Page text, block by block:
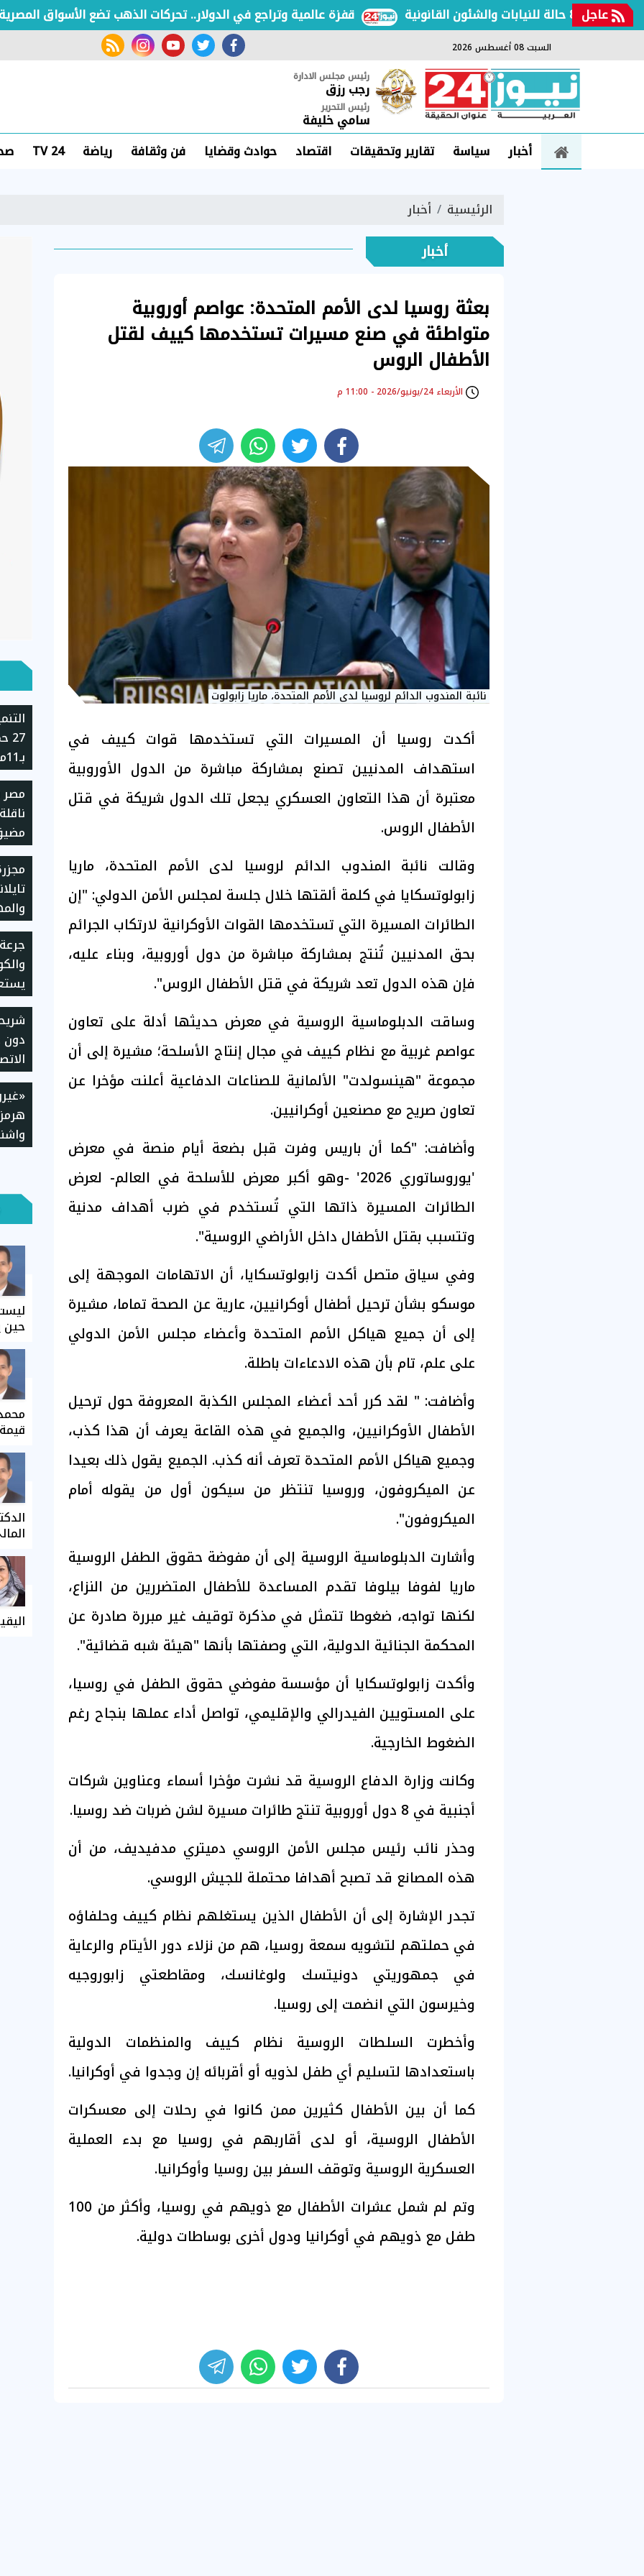
عاجل قفزة عالمية وتراجع في الدولار.. تحركات الذهب تضع الأسواق المصرية تحت
السبت 08 أغسطس 2026 facebook
twitter
youtube
instagram
rss feed
رئيس مجلس الادارة
رجب رزق
رئيس التحرير
سامي خليفة
أخبار
سياسة تقارير وتحقيقات اقتصاد حوادث وقضايا فن وثقافة رياضة TV 24
الرئيسية أخبار
أخبار
بعثة روسيا لدى الأمم المتحدة: عواصم أوروبية
متواطئة في صنع مسيرات تستخدمها كييف لقتل
الأطفال الروس
الأربعاء 24/يونيو/2026 - 11:00 م
نائبة المندوب الدائم لروسيا لدى الأمم المتحدة، ماريا زابولوت
أكدت روسيا أن المسيرات التي تستخدمها قوات كييف في
استهداف المدنيين تصنع بمشاركة مباشرة من الدول الأوروبية
معتبرة أن هذا التعاون العسكري يجعل تلك الدول شريكة في قتل
الأطفال الروس.
وقالت نائبة المندوب الدائم لروسيا لدى الأمم المتحدة، ماريا
زابولوتسكايا في كلمة ألقتها خلال جلسة لمجلس الأمن الدولي: "إن
الطائرات المسيرة التي تستخدمها القوات الأوكرانية لارتكاب الجرائم
بحق المدنيين تُنتج بمشاركة مباشرة من دول أوروبية، وبناء عليه،
فإن هذه الدول تعد شريكة في قتل الأطفال الروس".
وساقت الدبلوماسية الروسية في معرض حديثها أدلة على تعاون
عواصم غربية مع نظام كييف في مجال إنتاج الأسلحة؛ مشيرة إلى أن
مجموعة "هينسولدت" الألمانية للصناعات الدفاعية أعلنت مؤخرا عن
تعاون صريح مع مصنعين أوكرانيين.
وأضافت: "كما أن باريس وفرت قبل بضعة أيام منصة في معرض
'يوروساتوري 2026' -وهو أكبر معرض للأسلحة في العالم- لعرض
الطائرات المسيرة ذاتها التي تُستخدم في ضرب أهداف مدنية
وتتسبب بقتل الأطفال داخل الأراضي الروسية".
وفي سياق متصل أكدت زابولوتسكايا، أن الاتهامات الموجهة إلى
موسكو بشأن ترحيل أطفال أوكرانيين، عارية عن الصحة تماما، مشيرة
إلى أن جميع هياكل الأمم المتحدة وأعضاء مجلس الأمن الدولي
على علم، تام بأن هذه الادعاءات باطلة.
وأضافت: " لقد كرر أحد أعضاء المجلس الكذبة المعروفة حول ترحيل
الأطفال الأوكرانيين، والجميع في هذه القاعة يعرف أن هذا كذب،
وجميع هياكل الأمم المتحدة تعرف أنه كذب. الجميع يقول ذلك بعيدا
عن الميكروفون، وروسيا تنتظر من سيكون أول من يقوله أمام
الميكروفون".
وأشارت الدبلوماسية الروسية إلى أن مفوضة حقوق الطفل الروسية
ماريا لفوفا بيلوفا تقدم المساعدة للأطفال المتضررين من النزاع،
لكنها تواجه، ضغوطا تتمثل في مذكرة توقيف غير مبررة صادرة عن
المحكمة الجنائية الدولية، التي وصفتها بأنها "هيئة شبه قضائية".
وأكدت زابولوتسكايا أن مؤسسة مفوضي حقوق الطفل في روسيا،
على المستويين الفيدرالي والإقليمي، تواصل أداء عملها بنجاح رغم
الضغوط الخارجية.
وكانت وزارة الدفاع الروسية قد نشرت مؤخرا أسماء وعناوين شركات
أجنبية في 8 دول أوروبية تنتج طائرات مسيرة لشن ضربات ضد روسيا.
وحذر نائب رئيس مجلس الأمن الروسي دميتري مدفيديف، من أن
هذه المصانع قد تصبح أهدافا محتملة للجيش الروسي.
تجدر الإشارة إلى أن الأطفال الذين يستغلهم نظام كييف وحلفاؤه
في حملتهم لتشويه سمعة روسيا، هم من نزلاء دور الأيتام والرعاية
في جمهوريتي دونيتسك ولوغانسك، ومقاطعتي زابوروجيه
وخيرسون التي انضمت إلى روسيا.
وأخطرت السلطات الروسية نظام كييف والمنظمات الدولية
باستعدادها لتسليم أي طفل لذويه أو أقربائه إن وجدوا في أوكرانيا.
كما أن بين الأطفال كثيرين ممن كانوا في رحلات إلى معسكرات
الأطفال الروسية، أو لدى أقاربهم في روسيا مع بدء العملية
العسكرية الروسية وتوقف السفر بين روسيا وأوكرانيا.
وتم لم شمل عشرات الأطفال مع ذويهم في روسيا، وأكثر من 100
طفل مع ذويهم في أوكرانيا ودول أخرى بوساطات دولية.
عمر
دون
حين